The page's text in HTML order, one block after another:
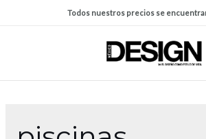
Todos nuestros precios se